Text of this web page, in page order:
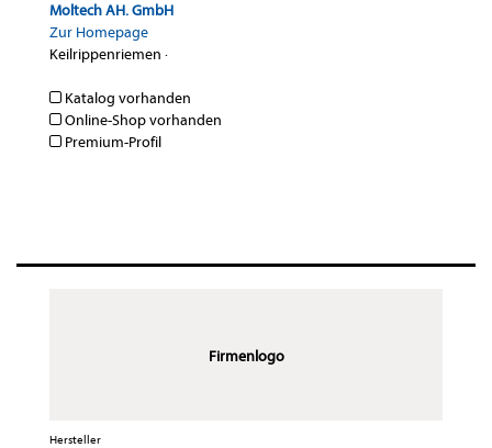
Moltech AH. GmbH
Zur Homepage
Keilrippenriemen ·
Katalog vorhanden
Online-Shop vorhanden
Premium-Profil
Firmenlogo
Hersteller